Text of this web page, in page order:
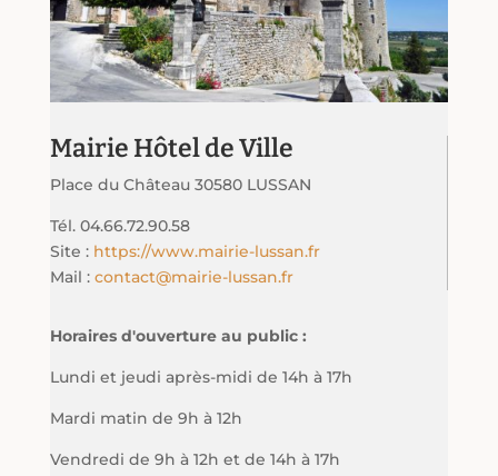
Mairie Hôtel de Ville
Place du Château 30580 LUSSAN
Tél. 04.66.72.90.58
Site :https://www.mairie-lussan.fr
Mail : contact@mairie-lussan.fr
Horaires d'ouverture au public :
Lundi et jeudi après-midi de 14h à 17h
Mardi matin de 9h à 12h
Vendredi de 9h à 12h et de 14h à 17h